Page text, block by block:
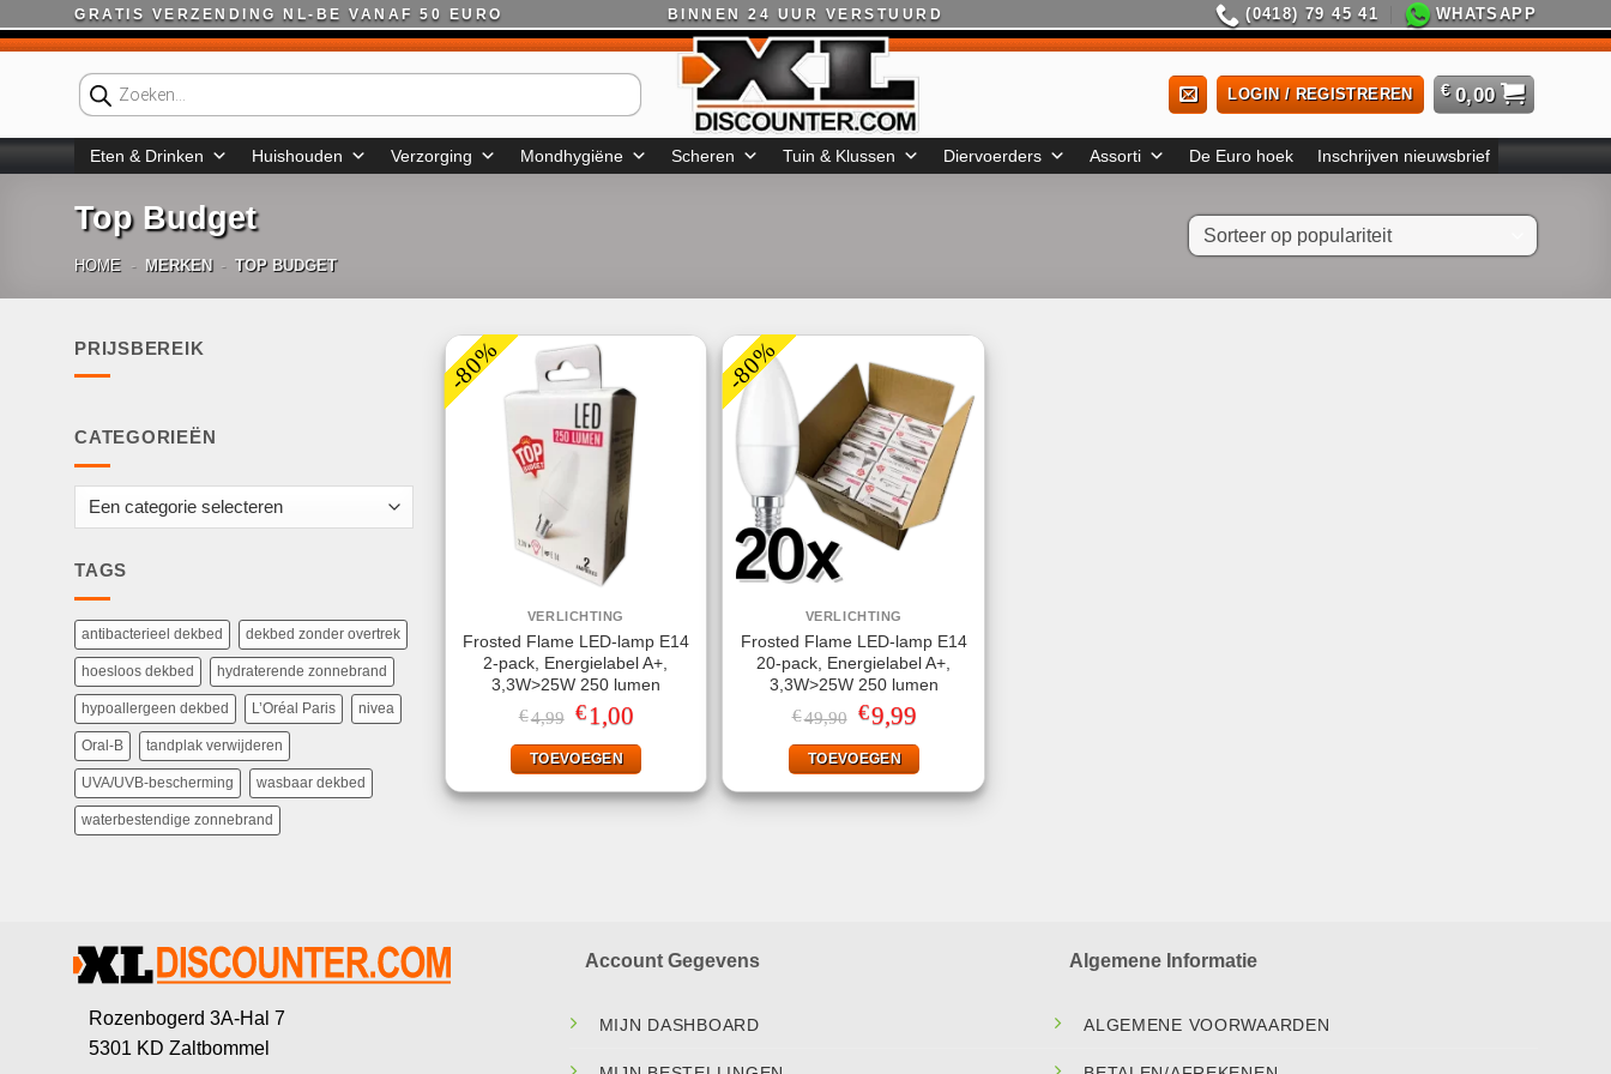
naar
GRATIS VERZENDING NL-BE VANAF 50 EURO BINNEN 24 UUR VERSTUURD (0418) 79 45 41 WHATSAPP
Producten
zoeken
LOGIN / REGISTREREN € 0,00
Eten & Drinken Huishouden Verzorging Mondhygiëne Scheren Tuin & Klussen Diervoerders Assorti De Euro hoek Inschrijven nieuwsbrief
Top Budget
HOME - MERKEN - TOP BUDGET
PRIJSBEREIK
CATEGORIEËN
TAGS
antibacterieel dekbed dekbed zonder overtrek
hoesloos dekbed hydraterende zonnebrand
hypoallergeen dekbed L’Oréal Paris nivea
Oral-B tandplak verwijderen
UVA/UVB-bescherming wasbaar dekbed
waterbestendige zonnebrand
-80%
VERLICHTING
Frosted Flame LED-lamp E14
2-pack, Energielabel A+,
3,3W>25W 250 lumen
€4,99 Oorspronkelijke
prijs
was:
€4,99.
€ 1,00Huidige
prijs
is:
€1,00.
TOEVOEGEN
-80%
VERLICHTING
Frosted Flame LED-lamp E14
20-pack, Energielabel A+,
3,3W>25W 250 lumen
€49,90 Oorspronkelijke
prijs
was:
€49,90.
€9,99Huidige
prijs
is:
€9,99.
TOEVOEGEN
Rozenbogerd 3A-Hal 7
5301 KD Zaltbommel
Account Gegevens
MIJN DASHBOARD
Algemene Informatie
ALGEMENE VOORWAARDEN